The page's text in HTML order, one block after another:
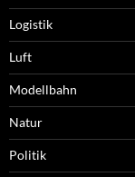
Logistik
Luft
Modellbahn
Natur
Politik